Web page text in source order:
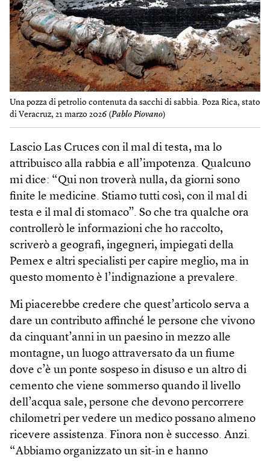
Una pozza di petrolio contenuta da sacchi di sabbia. Poza Rica, stato
di Veracruz, 21 marzo 2026 (Pablo Piovano)
Lascio Las Cruces con il mal di testa, ma lo
attribuisco alla rabbia e all’impotenza. Qualcuno
mi dice: “Qui non troverà nulla, da giorni sono
finite le medicine. Stiamo tutti così, con il mal di
testa e il mal di stomaco”. So che tra qualche ora
controllerò le informazioni che ho raccolto,
scriverò a geografi, ingegneri, impiegati della
Pemex e altri specialisti per capire meglio, ma in
questo momento è l’indignazione a prevalere.
Mi piacerebbe credere che quest’articolo serva a
dare un contributo affinché le persone che vivono
da cinquant’anni in un paesino in mezzo alle
montagne, un luogo attraversato da un fiume
dove c’è un ponte sospeso in disuso e un altro di
cemento che viene sommerso quando il livello
dell’acqua sale, persone che devono percorrere
chilometri per vedere un medico possano almeno
ricevere assistenza. Finora non è successo. Anzi.
“Abbiamo organizzato un sit-in e hanno